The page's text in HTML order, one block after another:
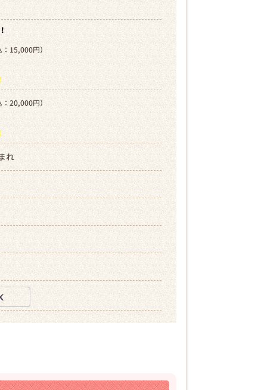
：15,000円）
20,000円）
れ